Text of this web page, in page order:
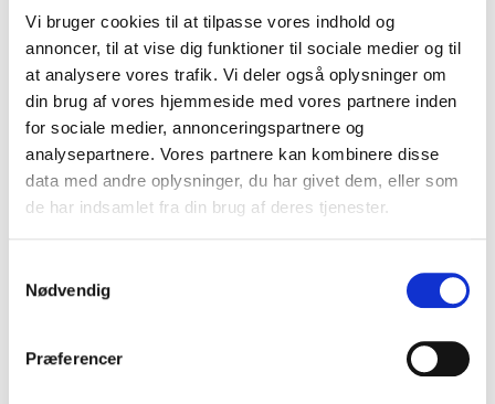
Vi bruger cookies til at tilpasse vores indhold og
annoncer, til at vise dig funktioner til sociale medier og til
at analysere vores trafik. Vi deler også oplysninger om
din brug af vores hjemmeside med vores partnere inden
for sociale medier, annonceringspartnere og
analysepartnere. Vores partnere kan kombinere disse
data med andre oplysninger, du har givet dem, eller som
de har indsamlet fra din brug af deres tjenester.
Nødvendig
Præferencer
Finansiering (fond):
Fonden for økologisk landbrug
Projektleder :
Sofie Larsen Kure, Grøn Kirke
Projektmedarbejdere i DVF: Jeanne
Svalebech og Martin Keller
Partnere (evt.):
Projektperiode: